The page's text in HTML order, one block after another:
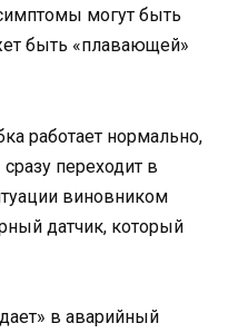
могут быть
быть «плавающей»
работает нормально,
переходит в
виновником
датчик, который
в аварийный